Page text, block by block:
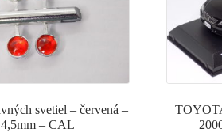
svetiel – červená –
4,5mm – CAL